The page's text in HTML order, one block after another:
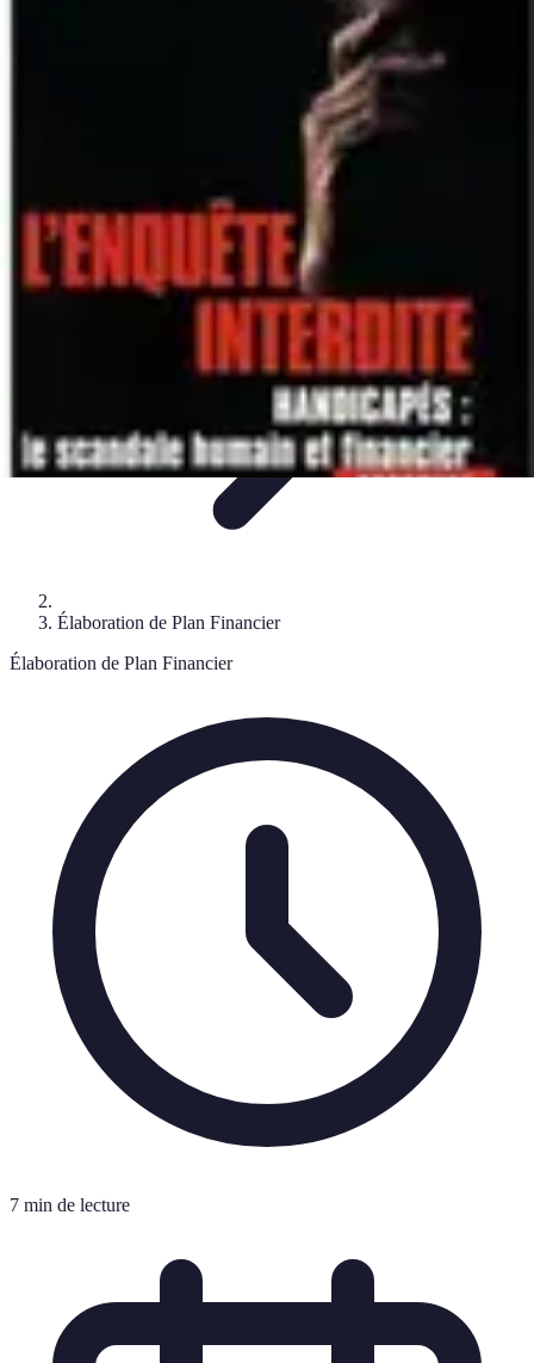
Stratégies FinancièresPlanification
Évaluation et Ajustement du Plan
Élaboration de Plan Financier
Élaboration de Plan Financier
7 min de lecture